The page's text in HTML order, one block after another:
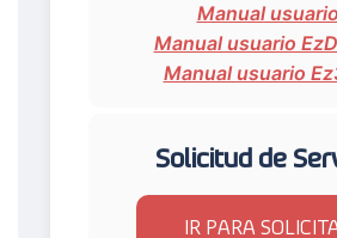
Manual usuario
Manual usuario
Manual usuario
Solicitud de
IR PARA